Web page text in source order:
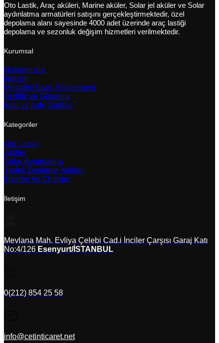
Oto Lastik, Araç aküleri, Marine aküler, Solar jel aküler ve Solar
aydınlatma armatürleri satışını gerçekleştirmektedir, özel
depolama alanı sayesinde 4000 adet üzerinde araç lastiği
depolama ve sezonluk değişim hizmetleri verilmektedir.
Kurumsal
Hakkımızda
İletişim
Mesafeli Satış Sözleşmesi
Gizlilik ve Güvenlik
İptal ve İade Şartları
Kategoriler
Oto Lastik
Aküler
Solar Aydınlatma
Yedek Besleme Aküleri
İnverter ve Charger
İletişim
Mevlana Mah. Evliya Çelebi Cad.i İnciler Çarşısı Garaj Katı
No:4/126 Esenyurt/İSTANBUL
0(212) 854 25 58
info@cetinticaret.net